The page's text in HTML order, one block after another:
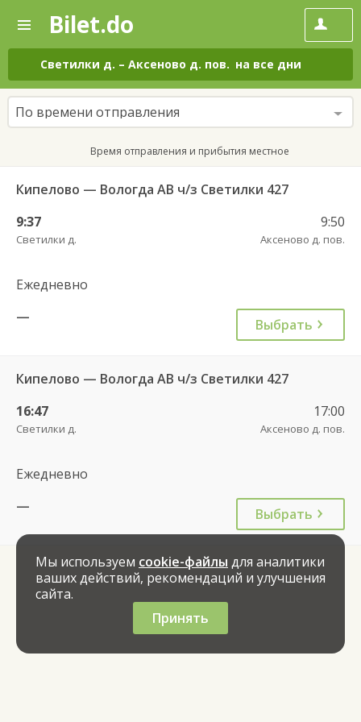
—
Поиск
и
покупка
билетов
на
автобус
онлайн
Bilet.do
Светилки д. – Аксеново д. пов. на все дни
По времени отправления
Время отправления и прибытия местное
Кипелово — Вологда АВ ч/з Светилки 427
9:37
Светилки д.
9:50
Аксеново д. пов.
Ежедневно
—
Выбрать
Кипелово — Вологда АВ ч/з Светилки 427
16:47
Светилки д.
17:00
Аксеново д. пов.
Ежедневно
—
Выбрать
Мы используем cookie-файлы для аналитики
ваших действий, рекомендаций и улучшения
сайта.
Принять